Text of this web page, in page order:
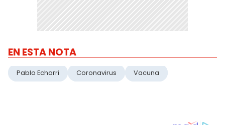
EN ESTA NOTA
Pablo Echarri Coronavirus Vacuna